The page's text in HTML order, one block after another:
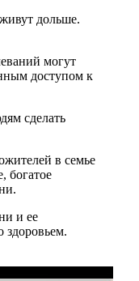
дольше.
могут
доступом к
сделать
в семье
богатое
и ее
здоровьем.